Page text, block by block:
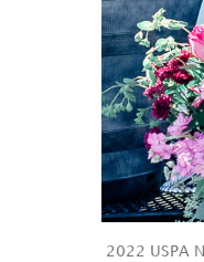
2022 USPA